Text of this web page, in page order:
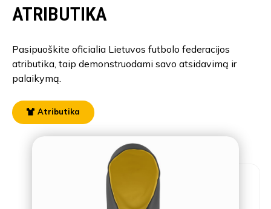
ATRIBUTIKA
Pasipuoškite oficialia Lietuvos futbolo federacijos
atributika, taip demonstruodami savo atsidavimą ir
palaikymą.
Atributika